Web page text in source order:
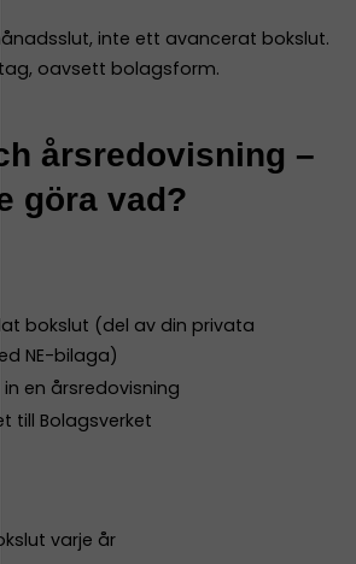
inte ett avancerat bokslut.
oavsett bolagsform.
årsredovisning –
göra vad?
bokslut (del av din privata
NE-bilaga)
en årsredovisning
till Bolagsverket
varje år